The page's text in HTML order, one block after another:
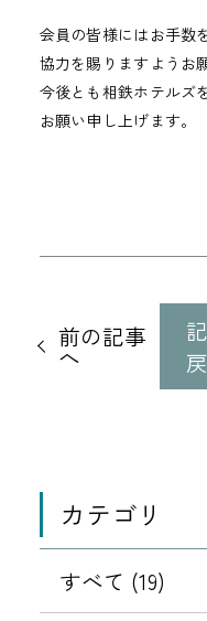
会員の皆様にはお手数
協力を賜りますようお
今後とも相鉄ホテルズ
お願い申し上げます。
記
事
前の記事
へ
カテゴリ
すべて (19)